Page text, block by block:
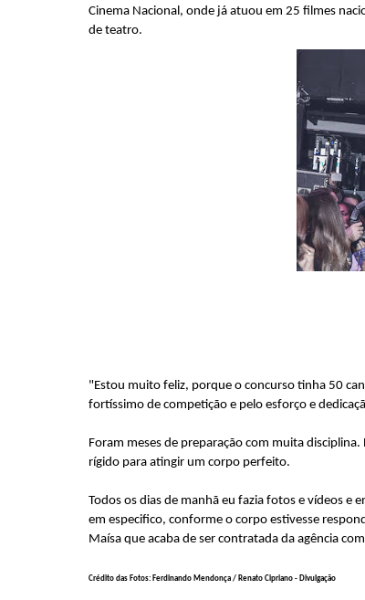
Cinema Nacional, onde já atuou em 25 filmes
de teatro.
"Estou muito feliz, porque o concurso tinha 50
fortíssimo de competição e pelo esforço e
Foram meses de preparação com muita
rígido para atingir um corpo perfeito.
Todos os dias de manhã eu fazia fotos e vídeos e
em especifico, conforme o corpo estivesse
Maísa que acaba de ser contratada da agência
Crédito das Fotos: Ferdinando Mendonça / Renato Cipriano - Divulgação